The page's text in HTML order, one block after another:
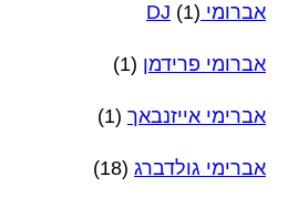
אברומי DJ (1)
אברומי פרידמן (1)
אברימי אייזנבאך (1)
אברימי גולדברג (18)